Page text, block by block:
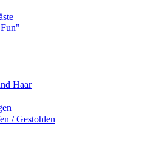
Haar
/ Gestohlen